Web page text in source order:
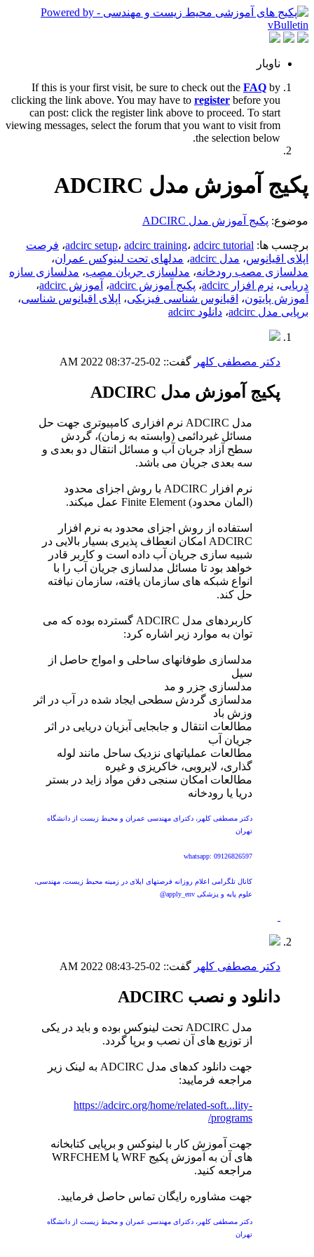
ناوبار
If this is your first visit, be sure to check out the FAQ by
clicking the link above. You may have to register before you
can post: click the register link above to proceed. To start
viewing messages, select the forum that you want to visit from
the selection below.
پکیج آموزش مدل ADCIRC
موضوع: پکیج آموزش مدل ADCIRC
برچسب ها: adcirc setup، adcirc training، adcirc tutorial ، فرصت
اپلای اقیانوس، مدل adcirc ، مدلهای تحت لینوکس عمران،
مدلسازی مصب رودخانه، مدلسازی جریان مصب، مدلسازی سازه
دریایی، نرم افزار adcirc ، پکیج آموزش adcirc ، آموزش adcirc
،
آموزش پایتون، اقیانوس شناسی فیزیکی، اپلای اقیانوس شناسی،
برپایی مدل adcirc
، دانلود adcirc
دکتر مصطفی کلهر گفت:: 02-25-2022
08:37 AM
پکیج آموزش مدل ADCIRC
مدل ADCIRC نرم افزاری کامپیوتری جهت حل
مسائل غیردائمی (وابسته به زمان)، گردش
سطح آزاد جریان آب و مسائل انتقال دو بعدی و
سه بعدی جریان می باشد.
نرم افزار ADCIRC با روش اجزای محدود
(المان محدود) Finite Element عمل میکند.
استفاده از روش اجزای محدود به نرم افزار
ADCIRC امکان انعطاف پذیری بسیار بالایی در
شبیه سازی جریان آب داده است و کاربر قادر
خواهد بود تا مسائل مدلسازی جریان آب را با
انواع شبکه های سازمان یافته، سازمان نیافته
حل کند.
کاربردهای مدل ADCIRC گسترده بوده که می
توان به موارد زیر اشاره کرد:
مدلسازی طوفانهای ساحلی و امواج حاصل از
سیل
مدلسازی جزر و مد
مدلسازی گردش سطحی ایجاد شده در آب در اثر
وزش باد
مطالعات انتقال و جابجایی آبزیان دریایی در اثر
جریان آب
مطالعات عملیاتهای نزدیک ساحل مانند لوله
گذاری، لایروبی، خاکریزی و غیره
مطالعات امکان سنجی دفن مواد زاید در بستر
دریا یا رودخانه
دکتر مصطفی کلهر، دکترای مهندسی عمران و محیط زیست از دانشگاه
تهران
whatsapp: 09126826597
کانال تلگرامی اعلام روزانه فرصتهای اپلای در زمینه محیط زیست، مهندسی،
علوم پایه و پزشکی apply_env@
دکتر مصطفی کلهر گفت:: 02-25-2022
08:43 AM
دانلود و نصب ADCIRC
مدل ADCIRC تحت لینوکس بوده و باید در یکی
از توزیع های آن نصب و برپا گردد.
جهت دانلود کدهای مدل ADCIRC به لینک زیر
مراجعه فرمایید:
https://adcirc.org/home/related-soft...lity-
programs/
جهت آموزش کار با لینوکس و برپایی کتابخانه
های آن به آموزش پکیج WRF یا WRFCHEM
مراجعه کنید.
جهت مشاوره رایگان تماس حاصل فرمایید.
دکتر مصطفی کلهر، دکترای مهندسی عمران و محیط زیست از دانشگاه
تهران